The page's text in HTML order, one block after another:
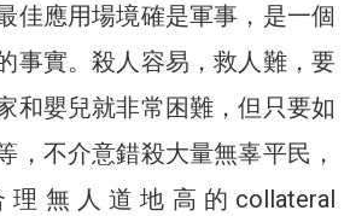
佳應用場境確是軍事，是一個
事實。殺人容易，救人難，要
和嬰兒就非常困難，但只要如
，不介意錯殺大量無辜平民，
無人道地高的collateral